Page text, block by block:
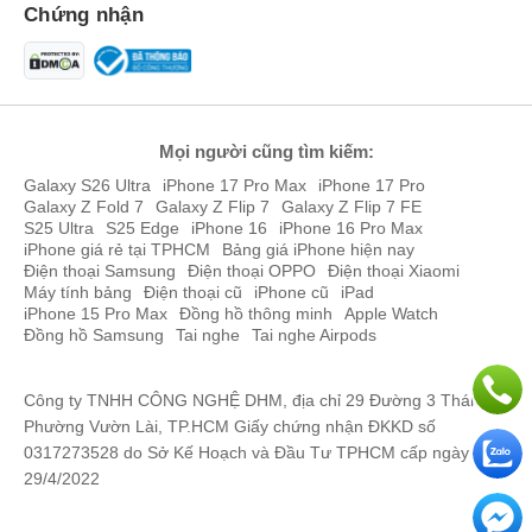
Sản phẩm
iPhone 15 Pro Max 256GB cũ
iPhone 15 128GB cũ 15,999,000đ
iPhone 15 Plus 128GB cũ 16,999,000đ
iPhone 15 Pro 128GB cũ 19,199,000đ
iPhone 14 Pro Max 128GB cũ 19,999,000đ
iPhone 13 Pro Max 128GB cũ 14,299,000đ
Ưu điểm của iPhone cũ
iPhone cũ có độ nhận diện thương hiệu cao
thoại có logo "Táo khuyết" ở phía mặt lưng thì dù bạn đang
dùng iPhone cũ vẫn biết là bạn đang dùng một chiếc iPhone thời
thượng. Chưa kể mỗi năm Apple chỉ ra mắt một dòng iPhone mới,
nên người dùng rất dễ nhận biết iPhone mới.
Chứng nhận
Mọi người cũng tìm kiếm:
Galaxy S26 Ultra iPhone 17 Pro Max
iPhone 17 Pro
Galaxy Z Fold 7
Galaxy Z Flip 7
Galaxy Z Flip 7 FE
S25 Ultra
S25 Edge iPhone 16
iPhone 16 Pro Max
iPhone giá rẻ tại TPHCM
Bảng giá iPhone hiện nay
Điện thoại Samsung
Điện thoại OPPO
Điện thoại Xiaomi
Máy tính bảng
Điện thoại cũ iPhone cũ
iPad
iPhone 15 Pro Max
Đồng hồ thông minh
Apple Watch
Đồng hồ Samsung
Tai nghe Tai nghe Airpods
Công ty TNHH CÔNG NGHỆ DHM, địa chỉ 29 Đường 3 Tháng 2,
Phường Vườn Lài, TP.HCM Giấy chứng nhận ĐKKD số
0317273528 do Sở Kế Hoạch và Đầu Tư TPHCM cấp ngày
29/4/2022